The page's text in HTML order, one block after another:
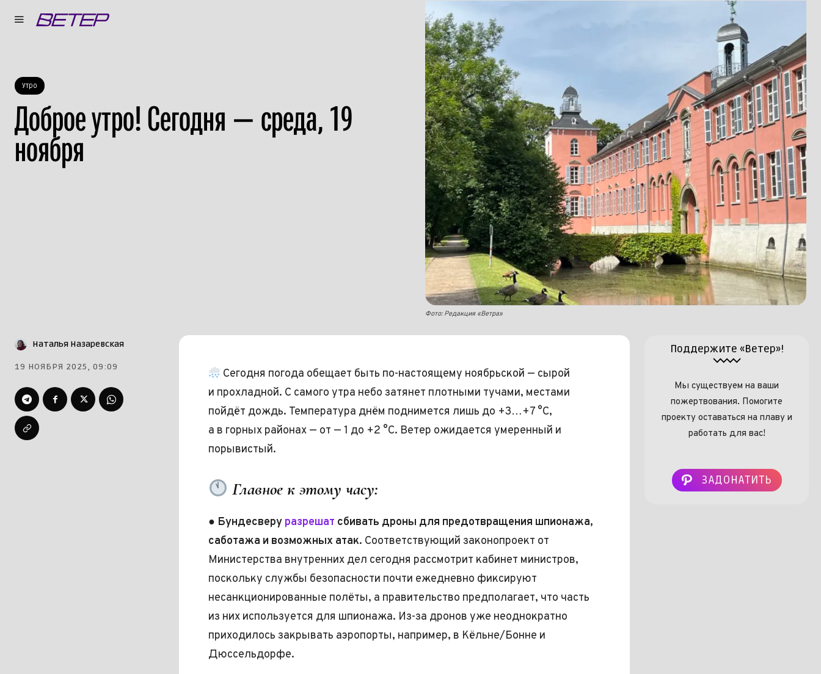
Утро
Доброе утро! Сегодня — среда, 19
ноября
Фото: Редакция «Ветра»
Наталья Назаревская
19 НОЯБРЯ 2025, 09:09
Сегодня погода обещает быть по-настоящему ноябрьской — сырой
и прохладной. С самого утра небо затянет плотными тучами, местами
пойдёт дождь. Температура днём поднимется лишь до +3…+7 °C,
а в горных районах — от — 1 до +2 °C. Ветер ожидается умеренный и
порывистый.
Главное к этому часу:
● Бундесверу разрешат сбивать дроны для предотвращения шпионажа,
саботажа и возможных атак. Cоответствующий законопроект от
Министерства внутренних дел сегодня рассмотрит кабинет министров,
поскольку службы безопасности почти ежедневно фиксируют
несанкционированные полёты, а правительство предполагает, что часть
из них используется для шпионажа. Из-за дронов уже неоднократно
приходилось закрывать аэропорты, например, в Кёльне/Бонне и
Дюссельдорфе.
Поддержите «Ветер»!
Мы существуем на ваши
пожертвования. Помогите
проекту оставаться на плаву и
работать для вас!
ЗАДОНАТИТЬ